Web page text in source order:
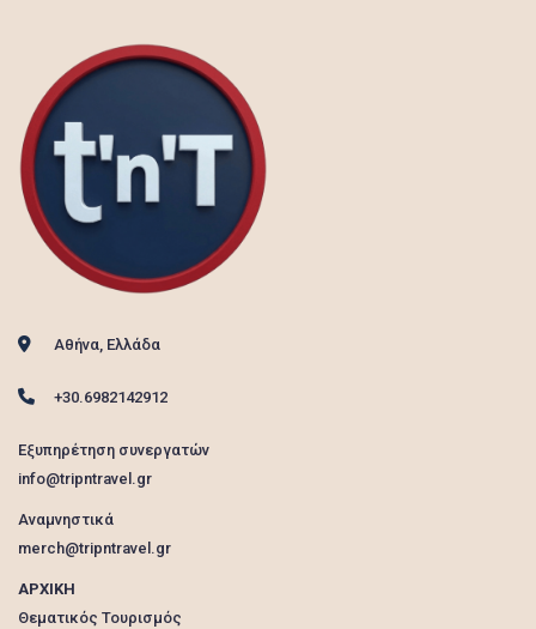
Αθήνα, Ελλάδα
+30.6982142912
Εξυπηρέτηση συνεργατών
info@tripntravel.gr
Αναμνηστικά
merch@tripntravel.gr
ΑΡΧΙΚΗ
Θεματικός Τουρισμός